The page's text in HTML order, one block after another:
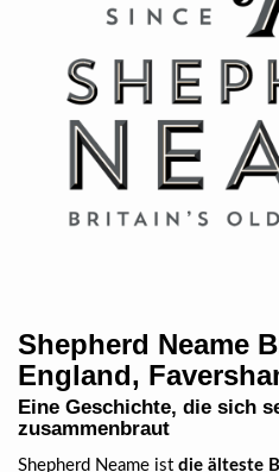
Shepherd Neame
England,
Eine Geschichte, die sich
zusammenbraut
Shepherd Neame ist die älteste